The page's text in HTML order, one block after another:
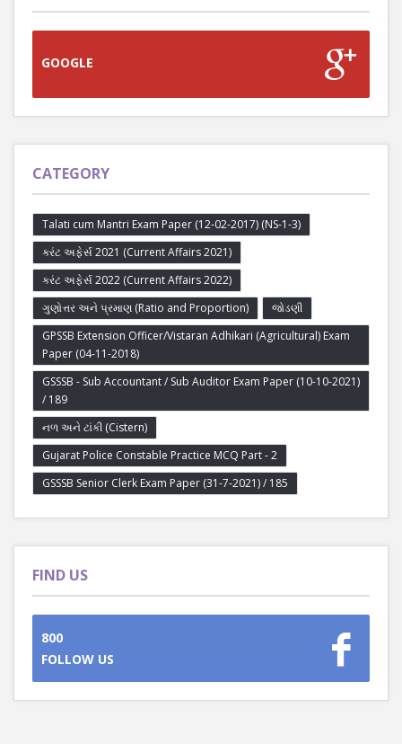
GOOGLE
CATEGORY
Talati cum Mantri Exam Paper (12-02-2017) (NS-1-3)
કરંટ અફેર્સ 2021 (Current Affairs 2021)
કરંટ અફેર્સ 2022 (Current Affairs 2022)
ગુણોત્તર અને પ્રમાણ (Ratio and Proportion)
જોડણી
GPSSB Extension Officer/Vistaran Adhikari (Agricultural) Exam
Paper (04-11-2018)
GSSSB - Sub Accountant / Sub Auditor Exam Paper (10-10-2021)
/ 189
નળ અને ટાંકી (Cistern)
Gujarat Police Constable Practice MCQ Part - 2
GSSSB Senior Clerk Exam Paper (31-7-2021) / 185
FIND US
800
FOLLOW US